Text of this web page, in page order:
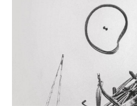
Late Thursday Menu